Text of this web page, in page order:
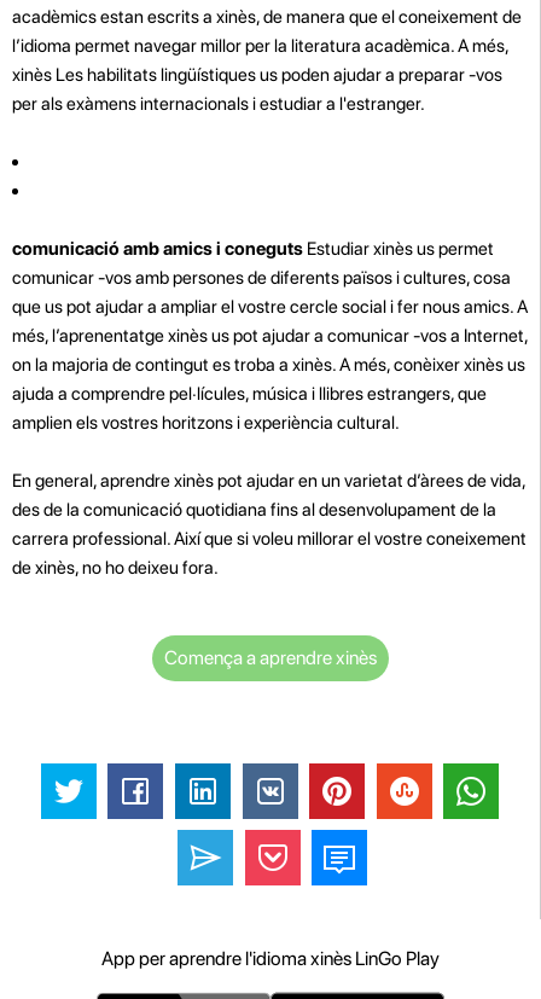
acadèmics estan escrits a xinès, de manera que el coneixement de
l’idioma permet navegar millor per la literatura acadèmica. A més,
xinès Les habilitats lingüístiques us poden ajudar a preparar -vos
per als exàmens internacionals i estudiar a l'estranger.
comunicació amb amics i coneguts Estudiar xinès us permet
comunicar -vos amb persones de diferents països i cultures, cosa
que us pot ajudar a ampliar el vostre cercle social i fer nous amics. A
més, l’aprenentatge xinès us pot ajudar a comunicar -vos a Internet,
on la majoria de contingut es troba a xinès. A més, conèixer xinès us
ajuda a comprendre pel·lícules, música i llibres estrangers, que
amplien els vostres horitzons i experiència cultural.
En general, aprendre xinès pot ajudar en un varietat d’àrees de vida,
des de la comunicació quotidiana fins al desenvolupament de la
carrera professional. Així que si voleu millorar el vostre coneixement
de xinès, no ho deixeu fora.
Comença a aprendre xinès
App per aprendre l'idioma xinès LinGo Play